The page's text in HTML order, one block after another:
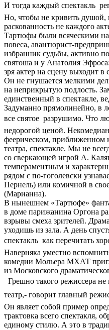
И тогда каждый спектакль 
Но, чтобы не кривить душой,
раскованность не каждого
Тартюфы были всяческими
повеса, авантюрист-
избранник судьбы, активно
святоша и у Анатолия
зря актер на сцену выходит
Он не гнушается мелкими
на неприкрытую подлость.
единственный в спектакле,
Задуманно прямолинейно, в
все святое  разрушимо. Что
недорогой ценой.
феерическом, приближенном
театра, спектакле. Мы не
со сверкающей игрой А.
темпераментным и
рядом с по-гоголевски
Пернель) или комичной в
(Марианна).
В нынешнем «Тартюфе»
в доме парижанина Оргона
взрывы смеха зрителей.
уходишь из зала. А день
спектакль  как перечитать
Наверняка уместно
комедии Мольера МХАТ
из Московского
 Грешно такого режиссера
театр,- говорит главный
Он являет собой пример
трактовка всего спектакля,
единому стилю. А это в